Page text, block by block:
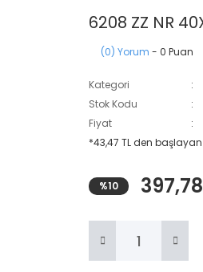
6208 ZZ NR
(0) Yorum - 0 Puan
Kategori
Stok Kodu
Fiyat
*43,47 TL den
%10